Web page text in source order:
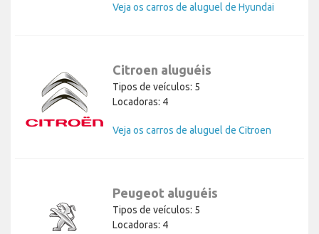
Veja os carros de aluguel de Hyundai
Citroen aluguéis
Tipos de veículos: 5
Locadoras: 4
Veja os carros de aluguel de Citroen
Peugeot aluguéis
Tipos de veículos: 5
Locadoras: 4